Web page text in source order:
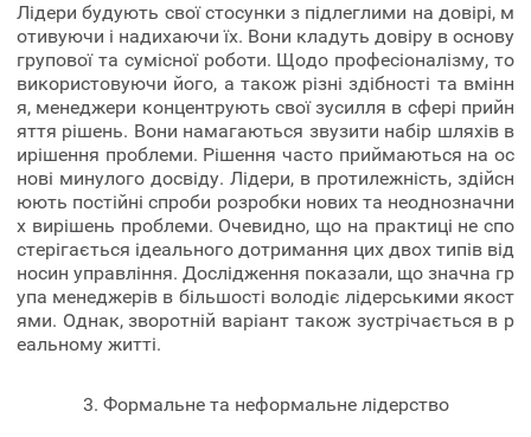
Лідери будують свої стосунки з підлеглими на довірі, м
отивуючи і надихаючи їх. Вони кладуть довіру в основу
групової та сумісної роботи. Щодо професіоналізму, то
використовуючи його, а також різні здібності та вмінн
я, менеджери концентрують свої зусилля в сфері прийн
яття рішень. Вони намагаються звузити набір шляхів в
ирішення проблеми. Рішення часто приймаються на ос
нові минулого досвіду. Лідери, в протилежність, здійсн
юють постійні спроби розробки нових та неоднозначни
х вирішень проблеми. Очевидно, що на практиці не спо
стерігається ідеального дотримання цих двох типів від
носин управління. Дослідження показали, що значна гр
упа менеджерів в більшості володіє лідерськими якост
ями. Однак, зворотній варіант також зустрічається в р
еальному житті.
3. Формальне та неформальне лідерство